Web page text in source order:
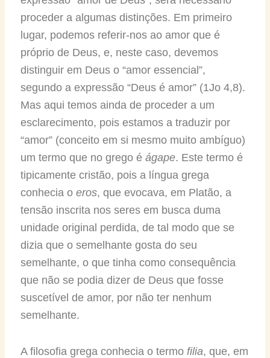
proceder a algumas distinções. Em primeiro
lugar, podemos referir-nos ao amor que é
próprio de Deus, e, neste caso, devemos
distinguir em Deus o “amor essencial”,
segundo a expressão “Deus é amor” (1Jo 4,8).
Mas aqui temos ainda de proceder a um
esclarecimento, pois estamos a traduzir por
“amor” (conceito em si mesmo muito ambíguo)
um termo que no grego é ágape. Este termo é
tipicamente cristão, pois a língua grega
conhecia o eros, que evocava, em Platão, a
tensão inscrita nos seres em busca duma
unidade original perdida, de tal modo que se
dizia que o semelhante gosta do seu
semelhante, o que tinha como consequência
que não se podia dizer de Deus que fosse
suscetível de amor, por não ter nenhum
semelhante.
A filosofia grega conhecia o termo filia, que, em